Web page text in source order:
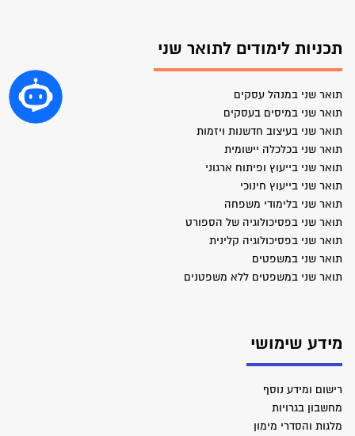
תכניות לימודים לתואר שני
תואר שני במנהל עסקים
תואר שני במיסים בעסקים
תואר שני בעיצוב חדשנות ויזמות
תואר שני בכלכלה יישומית
תואר שני בייעוץ ופיתוח ארגוני
תואר שני בייעוץ חינוכי
תואר שני בלימודי משפחה
תואר שני בפסיכולוגיה של הספורט
תואר שני בפסיכולוגיה קלינית
תואר שני במשפטים
תואר שני במשפטים ללא משפטנים
מידע שימושי
רישום ומידע נוסף
מחשבון בגרויות
מלגות והסדרי מימון